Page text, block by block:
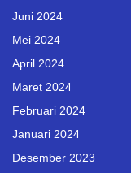
Juni 2024
Mei 2024
April 2024
Maret 2024
Februari 2024
Januari 2024
Desember 2023